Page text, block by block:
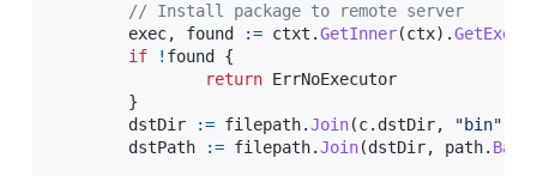
// Install package to remote server
	exec
, found := ctxt .GetInner(ctx) .
if
! found {
return ErrNoExecutor
}
	dstDir
:= filepath.Join(c. dstDir, "bin"
	dstPath
:= filepath.Join(dstDir, path. Base